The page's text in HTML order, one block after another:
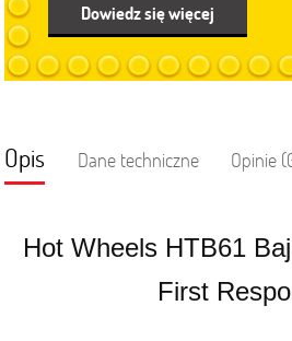
Dowiedz się więcej
Opis Dane techniczne Opinie
Hot Wheels HTB61
First